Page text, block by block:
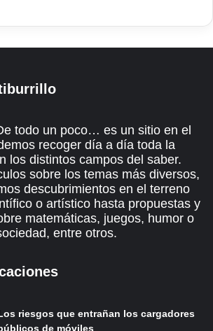
todo un poco… es un sitio en el
recoger día a día toda la
los distintos campos del saber.
sobre los temas más diversos,
descubrimientos en el terreno
o artístico hasta propuestas y
matemáticas, juegos, humor o
entre otros.
riesgos que entrañan los cargadores
de móviles